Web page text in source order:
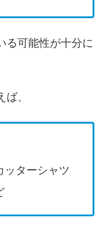
る可能性が十分に
、
ッターシャツ